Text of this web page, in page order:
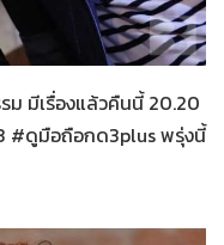
ม มีเรื่องแล้วคืนนี้ 20.20
#ดูมือถือกด3plus พรุ่งนี้